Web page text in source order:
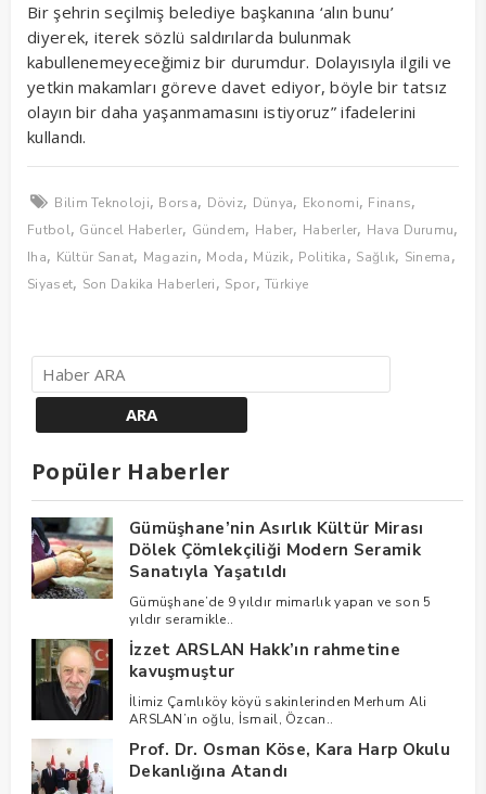
Bir şehrin seçilmiş belediye başkanına ‘alın bunu’
diyerek, iterek sözlü saldırılarda bulunmak
kabullenemeyeceğimiz bir durumdur. Dolayısıyla ilgili ve
yetkin makamları göreve davet ediyor, böyle bir tatsız
olayın bir daha yaşanmamasını istiyoruz” ifadelerini
kullandı.
Bilim Teknoloji, Borsa, Döviz, Dünya, Ekonomi, Finans,
Futbol, Güncel Haberler, Gündem, Haber, Haberler, Hava Durumu,
Iha, Kültür Sanat, Magazin, Moda, Müzik, Politika, Sağlık, Sinema,
Siyaset, Son Dakika Haberleri, Spor,Türkiye
Popüler Haberler
Gümüşhane’nin Asırlık Kültür Mirası
Dölek Çömlekçiliği Modern Seramik
Sanatıyla Yaşatıldı
Gümüşhane’de 9 yıldır mimarlık yapan ve son 5
yıldır seramikle..
İzzet ARSLAN Hakk’ın rahmetine
kavuşmuştur
İlimiz Çamlıköy köyü sakinlerinden Merhum Ali
ARSLAN’ın oğlu, İsmail, Özcan..
Prof. Dr. Osman Köse, Kara Harp Okulu
Dekanlığına Atandı